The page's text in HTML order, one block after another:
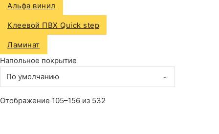
Альфа винил
Клеевой ПВХ Quick step
Ламинат
Напольное покрытие
Отображение 105–156 из 532